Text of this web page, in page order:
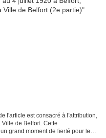
l'article est consacré à l'attribution,
de Belfort. Cette
grand moment de fierté pour les